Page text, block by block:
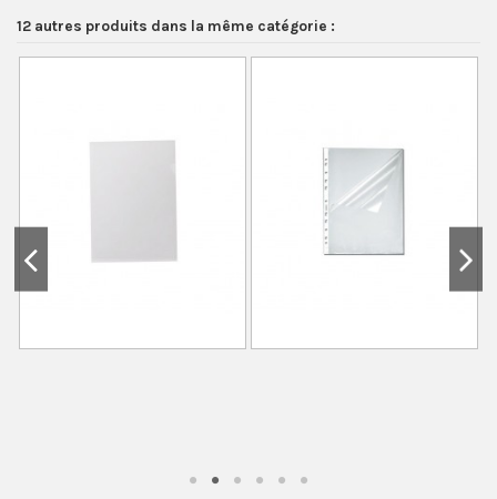
12 autres produits dans la même catégorie :